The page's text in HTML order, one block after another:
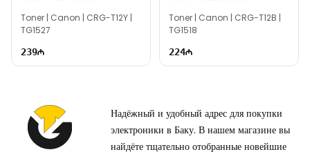
Toner | Canon | CRG-T12Y |
TG1527
239
Toner | Canon | CRG-T12B |
TG1518
224
Надёжный и удобный адрес для покупки
электроники в Баку. В нашем магазине вы
найдёте тщательно отобранные новейшие